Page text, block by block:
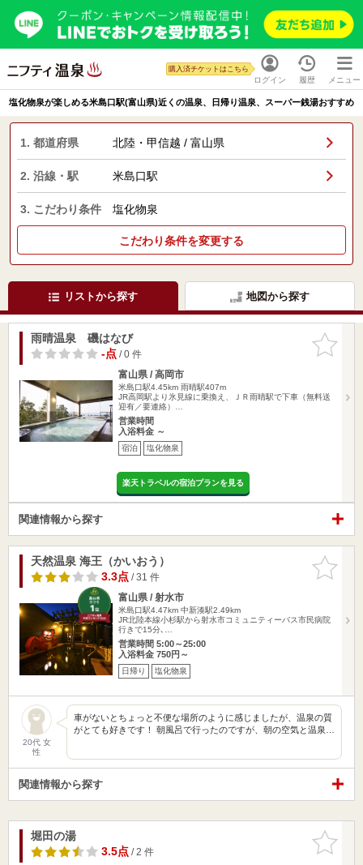
ログイン
購入済チケットはこちら
履歴 メニュー
塩化物泉が楽しめる米島口駅(富山県)近くの温泉、日帰り温泉、スーパー銭湯おすすめ
1. 都道府県 北陸・甲信越 / 富山県
2. 沿線・駅 米島口駅
3. こだわり条件 塩化物泉
こだわり条件を変更する
リストから探す 地図から探す
お気に入
りに追加
雨晴温泉 磯はなび
-点/ 0 件
富山県 / 高岡市
米島口駅4.45km 雨晴駅407m
JR高岡駅より氷見線に乗換え、ＪＲ雨晴駅で下車（無料送
迎有／要連絡）…
営業時間
入浴料金 ～
宿泊 塩化物泉
楽天トラベルの宿泊プランを見る
関連情報から探す
お気に入
りに追加
天然温泉 海王（かいおう）
3.3点/ 31 件
富山県 / 射水市
米島口駅4.47km 中新湊駅2.49km
JR北陸本線小杉駅から射水市コミュニティーバス市民病院
行きで15分､…
営業時間 5:00～25:00
入浴料金 750円～
日帰り 塩化物泉
20代 女
性
車がないとちょっと不便な場所のように感じましたが、温泉の質
がとても好きです！ 朝風呂で行ったのですが、朝の空気と温泉…
関連情報から探す
お気に入
りに追加
堀田の湯
3.5点/ 2 件